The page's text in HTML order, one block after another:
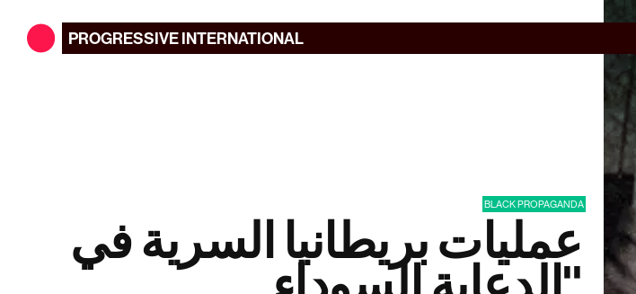
PROGRESSIVEINTERNATIONAL
BLACK PROPAGANDA
عمليات بريطانيا السرية في